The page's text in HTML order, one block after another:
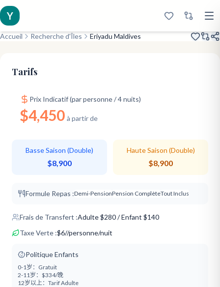
Y
Accueil Recherche d'Îles Eriyadu Maldives
Tarifs
Prix Indicatif (par personne / 4 nuits)
$4,450 à partir de
Basse Saison (Double)
$8,900
Haute Saison (Double)
$8,900
Formule Repas :Demi-PensionPension ComplèteTout Inclus
Frais de Transfert :Adulte$280/ Enfant $140
Taxe Verte :$6//personne/nuit
Politique Enfants
0-1岁： Gratuit
2-11岁： $334/晚
12岁以上： Tarif Adulte